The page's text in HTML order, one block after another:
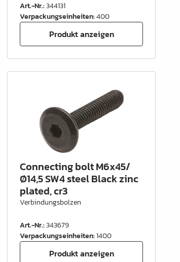
Art.-Nr.:344131
Verpackungseinheiten:400
Produkt anzeigen
Connecting bolt M6x45/
Ø14,5 SW4 steel Black zinc
plated, cr3
Verbindungsbolzen
Art.-Nr.:343679
Verpackungseinheiten:1400
Produkt anzeigen